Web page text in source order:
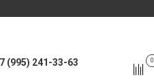
(995) 241-33-63 0